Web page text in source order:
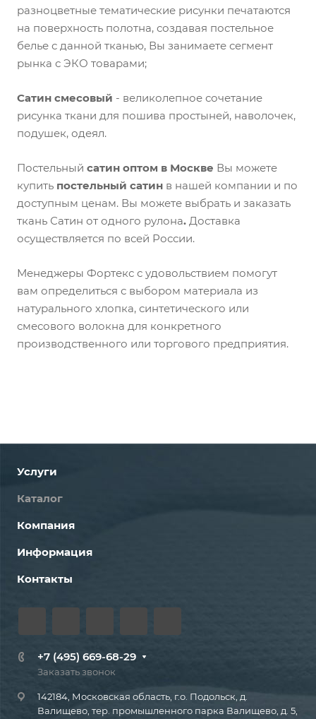
разноцветные тематические рисунки печатаются
на поверхность полотна, создавая постельное
белье с данной тканью, Вы занимаете сегмент
рынка с ЭКО товарами;
Сатин смесовый - великолепное сочетание
рисунка ткани для пошива простыней, наволочек,
подушек, одеял.
Постельный сатин оптом в Москве Вы можете
купить постельный сатин в нашей компании и по
доступным ценам. Вы можете выбрать и заказать
ткань Сатин от одного рулона. Доставка
осуществляется по всей России.
Менеджеры Фортекс с удовольствием помогут
вам определиться с выбором материала из
натурального хлопка, синтетического или
смесового волокна для конкретного
производственного или торгового предприятия.
Услуги
Каталог
Компания
Информация
Контакты
+7 (495) 669-68-29
Заказать звонок
142184, Московская область, г.о. Подольск, д.
Валищево, тер. промышленного парка Валищево, д. 5,